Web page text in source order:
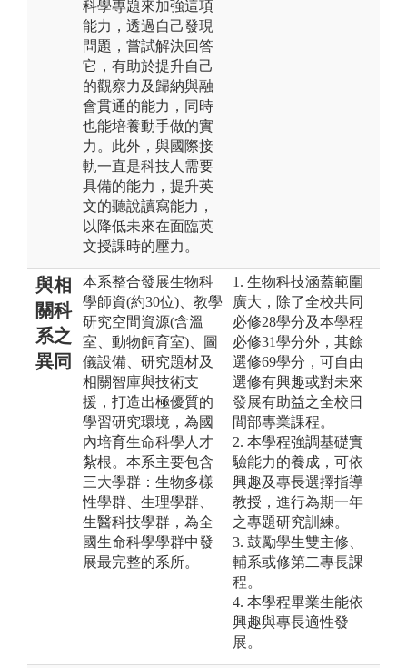
科學專題來加強這項
能力，透過自己發現
問題，嘗試解決回答
它，有助於提升自己
的觀察力及歸納與融
會貫通的能力，同時
也能培養動手做的實
力。此外，與國際接
軌一直是科技人需要
具備的能力，提升英
文的聽說讀寫能力，
以降低未來在面臨英
文授課時的壓力。
與相
關科
系之
異同
本系整合發展生物科
學師資(約30位)、教學
研究空間資源(含溫
室、動物飼育室)、圖
儀設備、研究題材及
相關智庫與技術支
援，打造出極優質的
學習研究環境，為國
內培育生命科學人才
紮根。本系主要包含
三大學群：生物多樣
性學群、生理學群、
生醫科技學群，為全
國生命科學學群中發
展最完整的系所。
1. 生物科技涵蓋範圍
廣大，除了全校共同
必修28學分及本學程
必修31學分外，其餘
選修69學分，可自由
選修有興趣或對未來
發展有助益之全校日
間部專業課程。
2. 本學程強調基礎實
驗能力的養成，可依
興趣及專長選擇指導
教授，進行為期一年
之專題研究訓練。
3. 鼓勵學生雙主修、
輔系或修第二專長課
程。
4. 本學程畢業生能依
興趣與專長適性發
展。